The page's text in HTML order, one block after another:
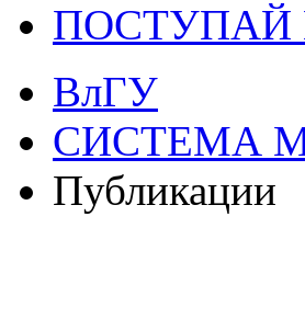
ПОСТУПАЙ
ВлГУ
СИСТЕМА
Публикации